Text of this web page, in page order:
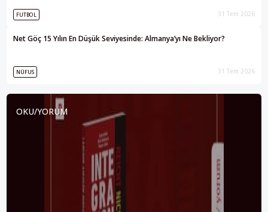
FUTBOL 31 Tem 2026
Net Göç 15 Yılın En Düşük Seviyesinde: Almanya’yı Ne Bekliyor?
NÜFUS 31 Tem 2026
OKU/YORUM